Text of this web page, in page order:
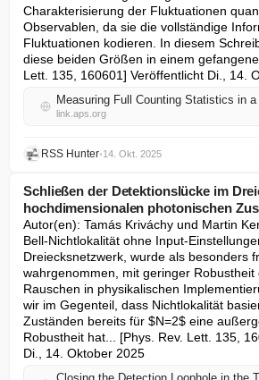
Charakterisierung der Fluktuationen
Observablen, da sie die vollständige
Fluktuationen kodieren. In diesem
diese beiden Größen in einem
Lett. 135, 160601] Veröffentlicht Di., 14.
link.aps.org
RSS Hunter•14. Okt. 2025
Schließen der Detektionslücke im
hochdimensionalen photonischen
Autor(en): Tamás Kriváchy und Martin
Bell-Nichtlokalität ohne Input-
Dreiecksnetzwerk, wurde als besonders
wahrgenommen, mit geringer Robustheit
Rauschen in physikalischen
wir im Gegenteil, dass Nichtlokalität
Zuständen bereits für $N=2$ eine
Robustheit hat... [Phys. Rev. Lett. 135,
Di., 14. Oktober 2025